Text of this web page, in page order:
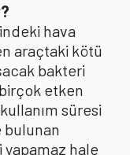
hava
araçtaki kötü
bakteri
etken
süresi
bulunan
hale